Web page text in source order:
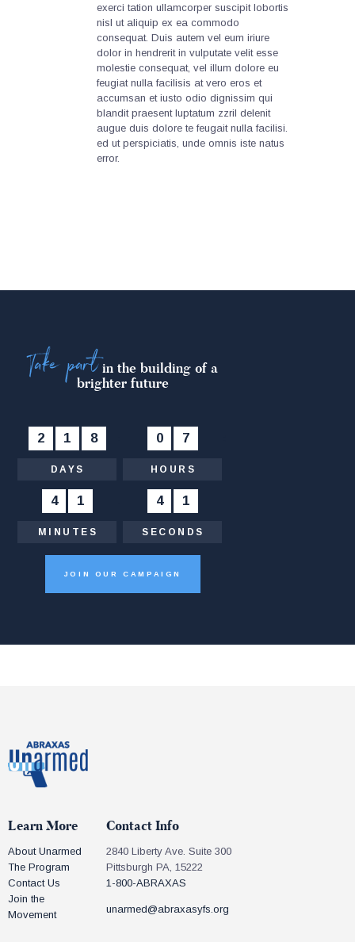
exerci tation ullamcorper suscipit lobortis
nisl ut aliquip ex ea commodo
consequat. Duis autem vel eum iriure
dolor in hendrerit in vulputate velit esse
molestie consequat, vel illum dolore eu
feugiat nulla facilisis at vero eros et
accumsan et iusto odio dignissim qui
blandit praesent luptatum zzril delenit
augue duis dolore te feugait nulla facilisi.
ed ut perspiciatis, unde omnis iste natus
error.
Take partin the building of a
brighter future
2 1 8
DAYS
0 7
HOURS
4 1
MINUTES
4 1
SECONDS
JOIN OUR CAMPAIGN
Learn More
About Unarmed
The Program
Contact Us
Join the
Movement
Contact Info
2840 Liberty Ave. Suite 300
Pittsburgh PA, 15222
1-800-ABRAXAS
unarmed@abraxasyfs.org